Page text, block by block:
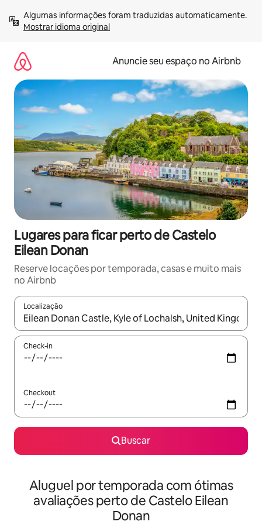
para
Mostrar idioma original
Anuncie seu espaço no Airbnb
Lugares para ficar perto de Castelo
Eilean Donan
Reserve locações por temporada, casas e muito mais
no Airbnb
Localização
Quando os resultados estiverem disponíveis, explore-os
Check-in
Checkout
Buscar
Aluguel por temporada com ótimas
avaliações perto de Castelo Eilean
Donan